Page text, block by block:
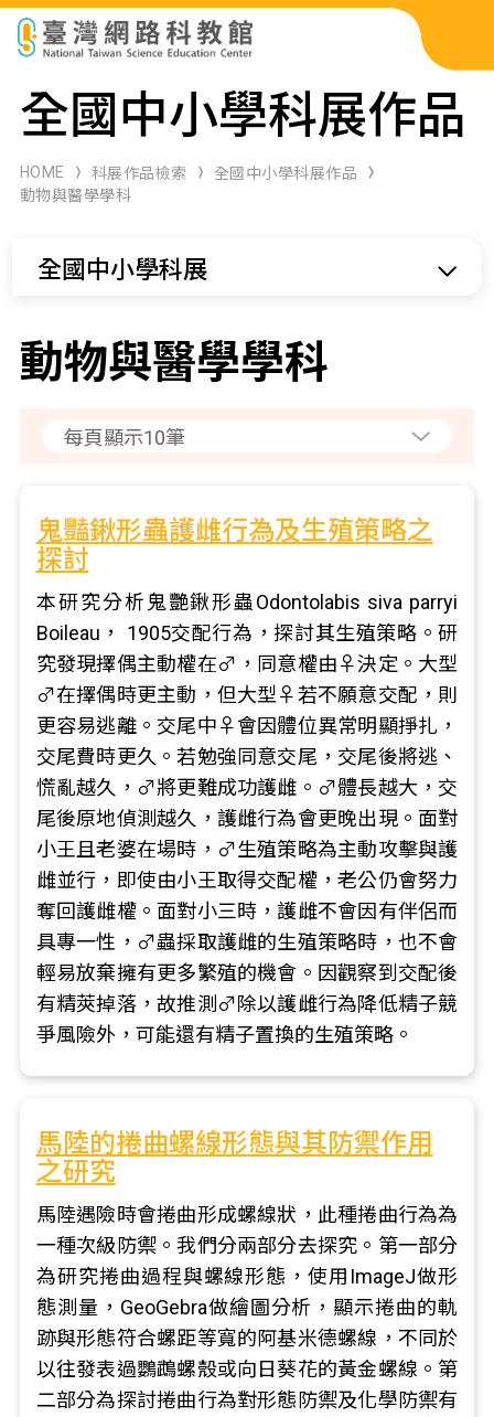
科展作品檢索
科學研習月刊
全國中小學科展作品
HOME 科展作品檢索
全國中小學科展作品
動物與醫學學科
全國中小學科展
動物與醫學學科
鬼豔鍬形蟲護雌行為及生殖策略之
探討
本研究分析鬼艷鍬形蟲Odontolabis siva parryi
Boileau， 1905交配行為，探討其生殖策略。研
究發現擇偶主動權在♂，同意權由♀決定。大型
♂在擇偶時更主動，但大型♀若不願意交配，則
更容易逃離。交尾中♀會因體位異常明顯掙扎，
交尾費時更久。若勉強同意交尾，交尾後將逃、
慌亂越久，♂將更難成功護雌。♂體長越大，交
尾後原地偵測越久，護雌行為會更晚出現。面對
小王且老婆在場時，♂生殖策略為主動攻擊與護
雌並行，即使由小王取得交配權，老公仍會努力
奪回護雌權。面對小三時，護雌不會因有伴侶而
具專一性，♂蟲採取護雌的生殖策略時，也不會
輕易放棄擁有更多繁殖的機會。因觀察到交配後
有精莢掉落，故推測♂除以護雌行為降低精子競
爭風險外，可能還有精子置換的生殖策略。
馬陸的捲曲螺線形態與其防禦作用
之研究
馬陸遇險時會捲曲形成螺線狀，此種捲曲行為為
一種次級防禦。我們分兩部分去探究。第一部分
為研究捲曲過程與螺線形態，使用ImageJ做形
態測量，GeoGebra做繪圖分析，顯示捲曲的軌
跡與形態符合螺距等寬的阿基米德螺線，不同於
以往發表過鸚鵡螺殼或向日葵花的黃金螺線。第
二部分為探討捲曲行為對形態防禦及化學防禦有